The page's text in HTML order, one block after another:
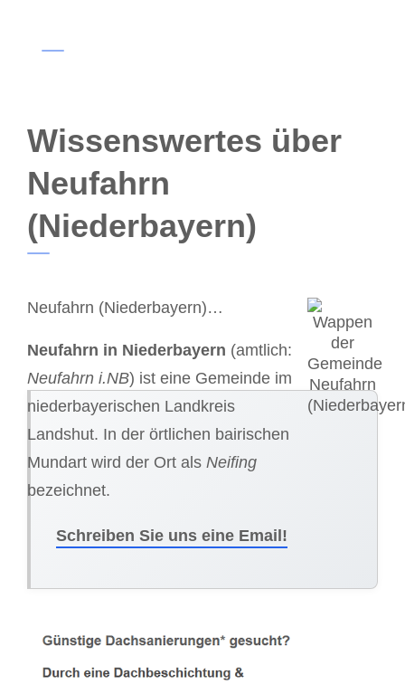
Wissenswertes über
Neufahrn
(Niederbayern)
Neufahrn (Niederbayern)…
Neufahrn in Niederbayern (amtlich:
Neufahrn i.NB) ist eine Gemeinde im
niederbayerischen Landkreis
Landshut. In der örtlichen bairischen
Mundart wird der Ort als Neifing
bezeichnet.
Schreiben Sie uns eine Email!